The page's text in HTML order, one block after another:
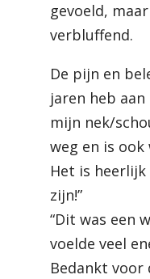
gevoeld,
verbluffend.
De pijn en
jaren heb
mijn nek/
weg en is ook
Het is
zijn!”
“Dit was een
voelde veel
Bedankt voor